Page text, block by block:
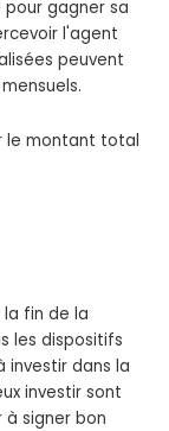
gagner sa
l'agent
peuvent
le montant total
fin de la
les dispositifs
investir dans la
investir sont
signer bon